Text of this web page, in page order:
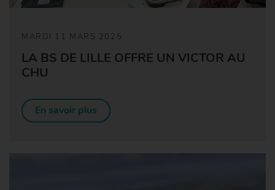
MARDI 11 MARS 2025
LA BS DE LILLE OFFRE UN VICTOR AU
CHU
En savoir plus